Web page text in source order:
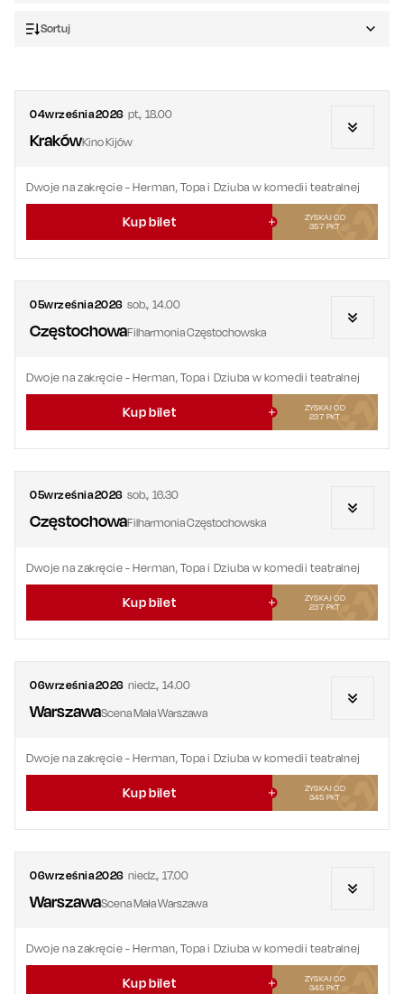
Sortuj
04września2026 pt., 18.00
KrakówKino Kijów
Dwoje na zakręcie - Herman, Topa i Dziuba w komedii teatralnej
Kup bilet
ZYSKAJ OD
357 PKT
05września2026 sob., 14.00
CzęstochowaFilharmonia Częstochowska
Dwoje na zakręcie - Herman, Topa i Dziuba w komedii teatralnej
Kup bilet
ZYSKAJ OD
237 PKT
05września2026 sob., 16.30
CzęstochowaFilharmonia Częstochowska
Dwoje na zakręcie - Herman, Topa i Dziuba w komedii teatralnej
Kup bilet
ZYSKAJ OD
237 PKT
06września2026 niedz., 14.00
WarszawaScena Mała Warszawa
Dwoje na zakręcie - Herman, Topa i Dziuba w komedii teatralnej
Kup bilet
ZYSKAJ OD
345 PKT
06września2026 niedz., 17.00
WarszawaScena Mała Warszawa
Dwoje na zakręcie - Herman, Topa i Dziuba w komedii teatralnej
Kup bilet
ZYSKAJ OD
345 PKT